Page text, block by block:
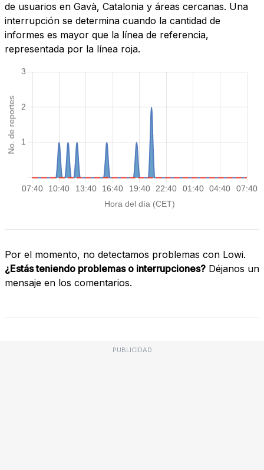
de usuarios en Gavà, Catalonia y áreas cercanas. Una
interrupción se determina cuando la cantidad de
informes es mayor que la línea de referencia,
representada por la línea roja.
Por el momento, no detectamos problemas con Lowi.
¿Estás teniendo problemas o interrupciones? Déjanos un
mensaje en los comentarios.
PUBLICIDAD